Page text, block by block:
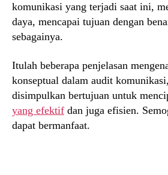
komunikasi yang terjadi saat ini,
daya, mencapai tujuan dengan
sebagainya.
Itulah beberapa penjelasan
konseptual dalam audit
disimpulkan bertujuan untuk
yang efektif dan juga efisien.
dapat bermanfaat.